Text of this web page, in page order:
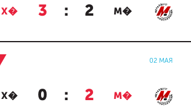
Х� 3 : 2 М�
02 МАЯ
Х� 0 : 2 М�